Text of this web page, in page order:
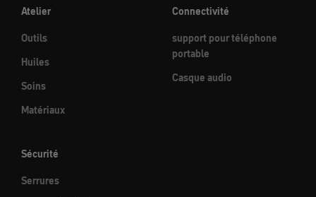
Atelier
Outils
Huiles
Soins
Matériaux
Connectivité
support pour téléphone
portable
Casque audio
Sécurité
Serrures